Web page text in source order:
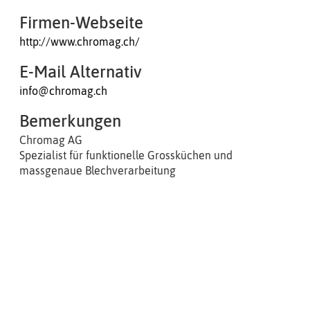
Firmen-Webseite
http://www.chromag.ch/
E-Mail Alternativ
info@chromag.ch
Bemerkungen
Chromag AG
Spezialist für funktionelle Grossküchen und
massgenaue Blechverarbeitung